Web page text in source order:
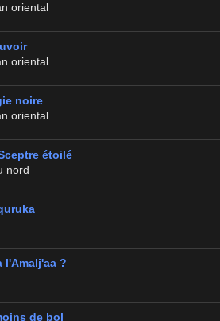
oriental
oriental
noire
oriental
étoilé
nord
l'Amalj'aa ?
de bol